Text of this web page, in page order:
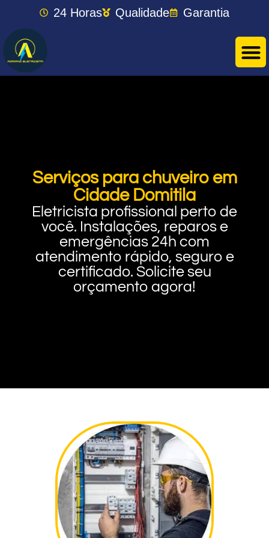
24 Horas Qualidade Garantia
Serviços para chuveiro em
Cidade Domitila
Eletricista profissional perto de
você. Instalações, reparos e
emergências 24h com
atendimento rápido, seguro e
certificado. Solicite seu
orçamento agora!